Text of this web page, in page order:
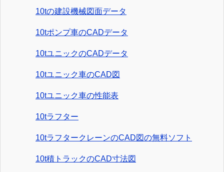
10tの建設機械図面データ
10tポンプ車のCADデータ
10tユニックのCADデータ
10tユニック車のCAD図
10tユニック車の性能表
10tラフター
10tラフタークレーンのCAD図の無料ソフト
10t積トラックのCAD寸法図